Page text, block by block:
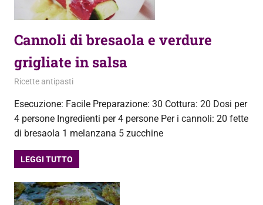
Cannoli di bresaola e verdure
grigliate in salsa
10 Agosto 2013
admin
Ricette antipasti
Esecuzione: Facile Preparazione: 30 Cottura: 20 Dosi per
4 persone Ingredienti per 4 persone Per i cannoli: 20 fette
di bresaola 1 melanzana 5 zucchine
LEGGI TUTTO